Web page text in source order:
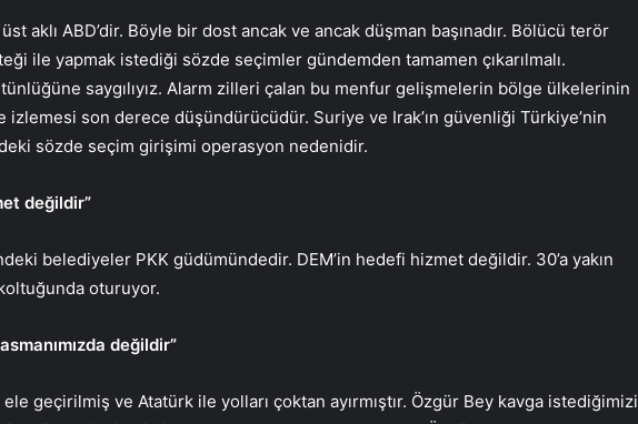
aklı ABD’dir. Böyle bir dost ancak ve ancak düşman başınadır. Bölücü terör
ile yapmak istediği sözde seçimler gündemden tamamen çıkarılmalı.
saygılıyız. Alarm zilleri çalan bu menfur gelişmelerin bölge ülkelerinin
izlemesi son derece düşündürücüdür. Suriye ve Irak’ın güvenliği Türkiye’nin
sözde seçim girişimi operasyon nedenidir.
değildir”
belediyeler PKK güdümündedir. DEM’in hedefi hizmet değildir. 30’a yakın
oturuyor.
değildir”
ele geçirilmiş ve Atatürk ile yolları çoktan ayırmıştır. Özgür Bey kavga istediğimizi